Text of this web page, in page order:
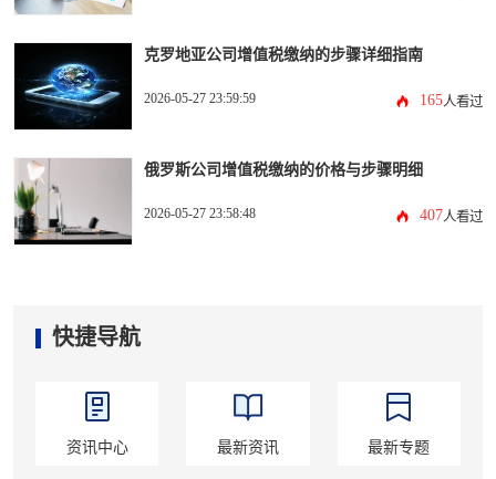
克罗地亚公司增值税缴纳的步骤详细指南
2026-05-27 23:59:59 165人看过
俄罗斯公司增值税缴纳的价格与步骤明细
2026-05-27 23:58:48 407人看过
快捷导航
资讯中心 最新资讯 最新专题